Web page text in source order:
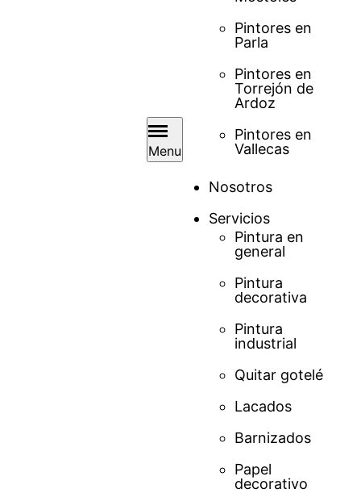
Menu
Pintores en
Parla
Pintores en
Torrejón de
Ardoz
Pintores en
Vallecas
Nosotros
Servicios
Pintura en
general
Pintura
decorativa
Pintura
industrial
Quitar gotelé
Lacados
Barnizados
Papel
decorativo